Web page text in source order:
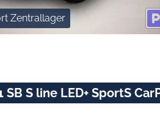
Zentrallager
SB S line LED+ SportS